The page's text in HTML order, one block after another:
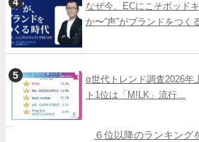
なぜ今、ECにこそポッド
か〜“声”がブランドをつく
α世代トレンド調査2026年
ト1位は「M!LK」流行...
６位以降のランキング